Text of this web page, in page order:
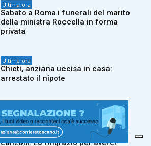
Ultima ora
Sabato a Roma i funerali del marito
della ministra Roccella in forma
privata
Ultima ora
Chieti, anziana uccisa in casa:
arrestato il nipote
Ultima ora
Guccini, Meloni: “Livoroso con me,
ma continuo a cantare le sue
canzoni. Lo ringrazio per averci